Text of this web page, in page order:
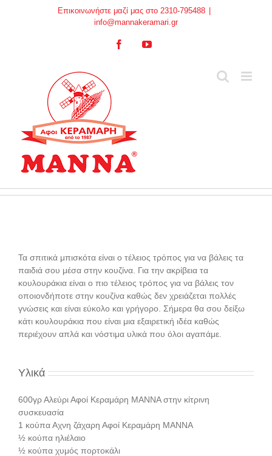
Επικοινωνήστε μαζί μας στο 2310-795488
info@mannakeramari.gr
FacebookYouTube
Τα σπιτικά μπισκότα είναι ο τέλειος τρόπος για να βάλεις τα
παιδιά σου μέσα στην κουζίνα. Για την ακρίβεια τα
κουλουράκια είναι ο πιο τέλειος τρόπος για να βάλεις τον
οποιονδήποτε στην κουζίνα καθώς δεν χρειάζεται πολλές
γνώσεις και είναι εύκολο και γρήγορο. Σήμερα θα σου δείξω
κάτι κουλουράκια που είναι μια εξαιρετική ιδέα καθώς
περιέχουν απλά και νόστιμα υλικά που όλοι αγαπάμε.
Υλικά
600γρ Αλεύρι Αφοί Κεραμάρη ΜΑΝΝΑ στην κίτρινη
συσκευασία
1 κούπα Αχνη ζάχαρη Αφοί Κεραμάρη ΜΑΝΝΑ
½ κούπα ηλιέλαιο
½ κούπα χυμός πορτοκάλι